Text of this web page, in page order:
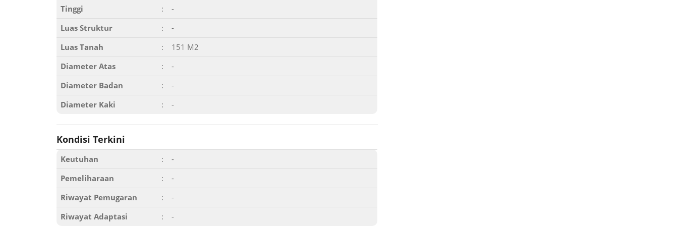
Tinggi
:
-
Luas Struktur
:
-
Luas Tanah
:
151 M2
Diameter Atas
:
-
Diameter Badan
:
-
Diameter Kaki
: -
Kondisi Terkini
Keutuhan :
-
Pemeliharaan
:
-
Riwayat Pemugaran
:
-
Riwayat Adaptasi
: -